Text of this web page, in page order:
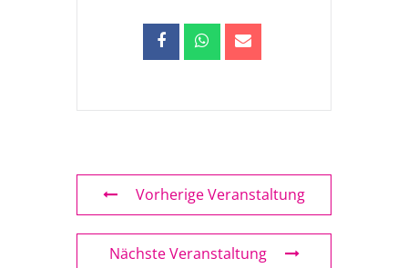
Vorherige Veranstaltung
Nächste Veranstaltung